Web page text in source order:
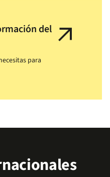
del
para
arrow_outward